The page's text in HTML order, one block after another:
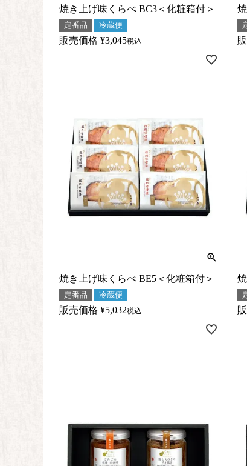
焼き上げ味くらべ BC3＜化粧箱付＞
定番品 冷蔵便
販売価格 ¥3,045税込
焼き上げ味くらべ BE5＜化粧箱付＞
定番品 冷蔵便
販売価格 ¥5,032税込